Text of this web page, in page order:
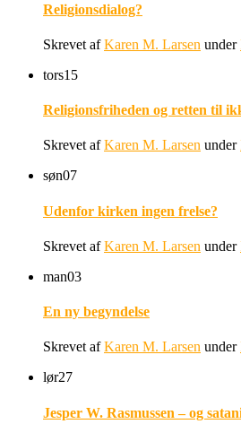
Religionsdialog?
Skrevet afKaren M. Larsen under
tors15
Religionsfriheden og retten til
Skrevet afKaren M. Larsen under
søn07
Udenfor kirken ingen frelse?
Skrevet afKaren M. Larsen under
man03
En ny begyndelse
Skrevet afKaren M. Larsen under
lør27
Jesper W. Rasmussen – og